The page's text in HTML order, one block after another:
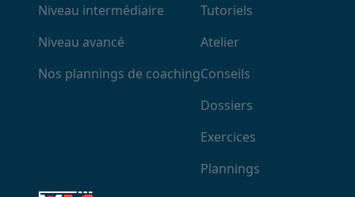
Niveau intermédiaire
Niveau avancé
Nos plannings de coaching
Tutoriels
Atelier
Conseils
Dossiers
Exercices
Plannings